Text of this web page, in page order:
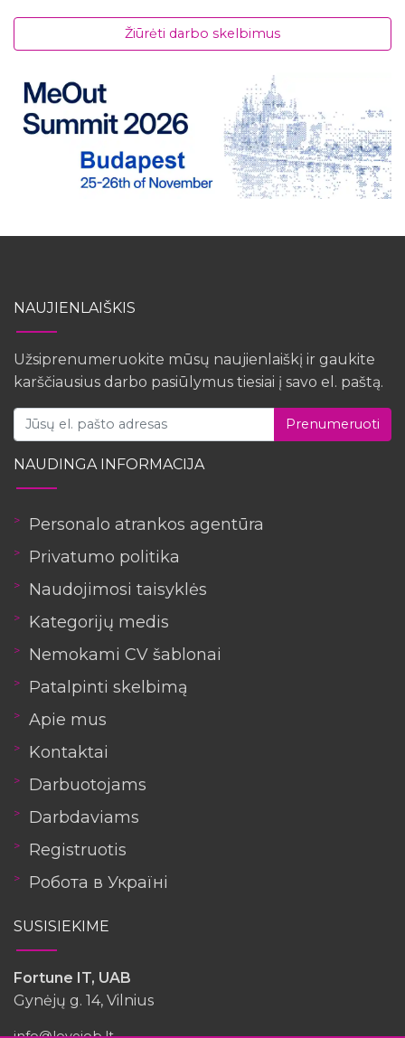
Žiūrėti darbo skelbimus
NAUJIENLAIŠKIS
Užsiprenumeruokite mūsų naujienlaiškį ir gaukite
karščiausius darbo pasiūlymus tiesiai į savo el. paštą.
Prenumeruoti
NAUDINGA INFORMACIJA
Personalo atrankos agentūra
Privatumo politika
Naudojimosi taisyklės
Kategorijų medis
Nemokami CV šablonai
Patalpinti skelbimą
Apie mus
Kontaktai
Darbuotojams
Darbdaviams
Registruotis
Робота в Україні
SUSISIEKIME
Fortune IT, UAB
Gynėjų g. 14, Vilnius